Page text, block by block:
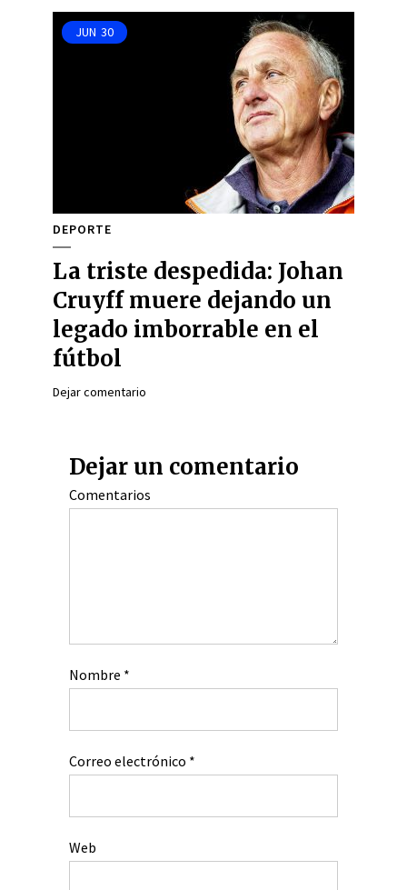
JUN 30
DEPORTE
La triste despedida: Johan
Cruyff muere dejando un
legado imborrable en el
fútbol
Dejar comentario
Dejar un comentario
Comentarios
Nombre *
Correo electrónico *
Web